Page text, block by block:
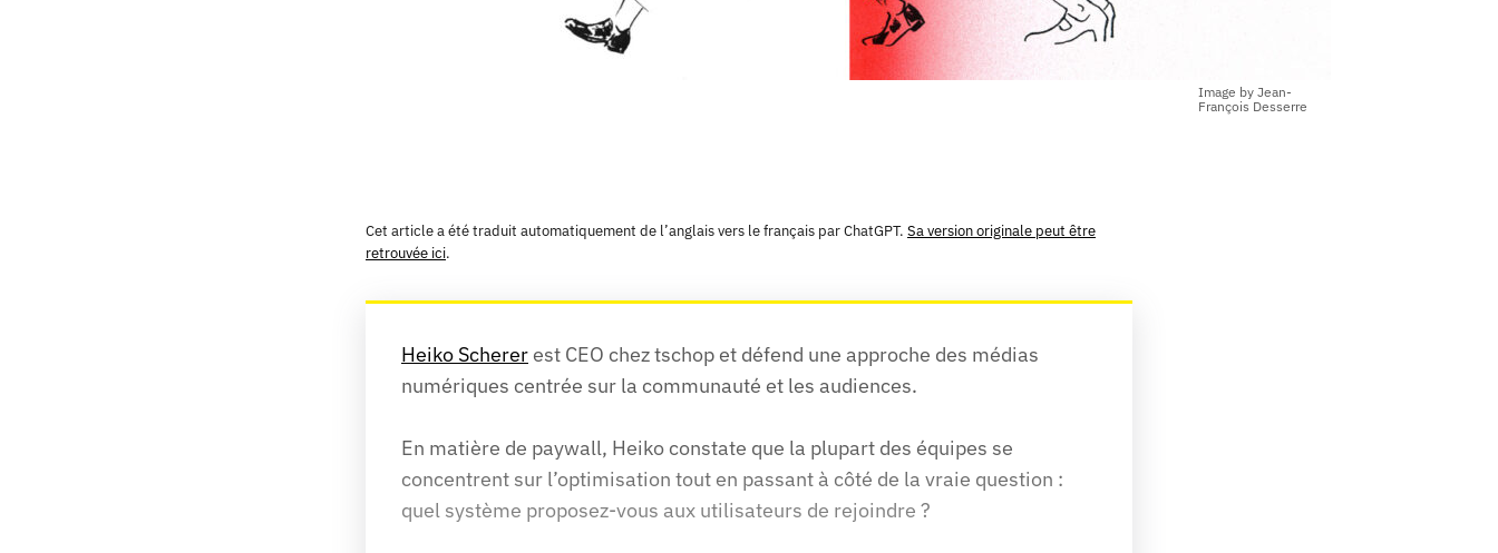
Image by Jean-
François Desserre
Cet article a été traduit automatiquement de l’anglais vers le français par ChatGPT. Sa version originale peut être
retrouvée ici.
Heiko Scherer est CEO chez tschop et défend une approche des médias
numériques centrée sur la communauté et les audiences.
En matière de paywall, Heiko constate que la plupart des équipes se
concentrent sur l’optimisation tout en passant à côté de la vraie question :
quel système proposez-vous aux utilisateurs de rejoindre ?